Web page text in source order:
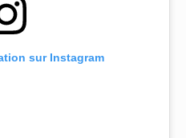
sur Instagram